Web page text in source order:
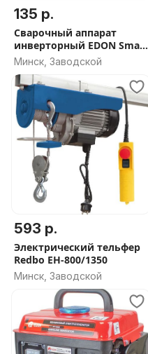
135 р.
Сварочный аппарат
инверторный EDON Smart
LV-250
Минск, Заводской
593 р.
Электрический тельфер
Redbo EH-800/1350
Минск, Заводской